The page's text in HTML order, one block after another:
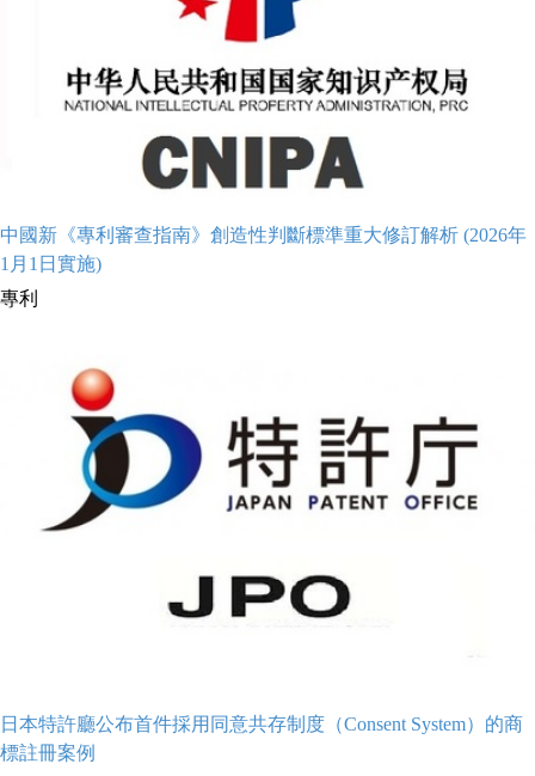
中國新《專利審查指南》創造性判斷標準重大修訂解析 (2026年
1月1日實施)
專利
日本特許廳公布首件採用同意共存制度（Consent System）的商
標註冊案例